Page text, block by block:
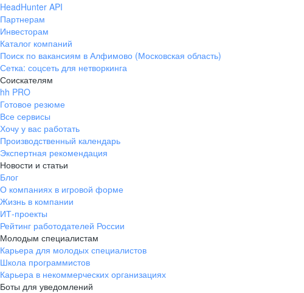
HeadHunter API
Партнерам
Инвесторам
Каталог компаний
Поиск по вакансиям в Алфимово (Московская область)
Сетка: соцсеть для нетворкинга
Соискателям
hh PRO
Готовое резюме
Все сервисы
Хочу у вас работать
Производственный календарь
Экспертная рекомендация
Новости и статьи
Блог
О компаниях в игровой форме
Жизнь в компании
ИТ-проекты
Рейтинг работодателей России
Молодым специалистам
Карьера для молодых специалистов
Школа программистов
Карьера в некоммерческих организациях
Боты для уведомлений